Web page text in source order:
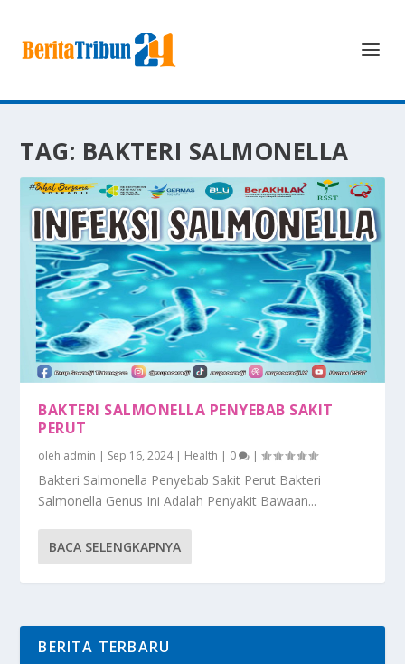
TAG: BAKTERI SALMONELLA
BAKTERI SALMONELLA PENYEBAB SAKIT
PERUT
oleh admin | Sep 16, 2024| Health | 0 |
Bakteri Salmonella Penyebab Sakit Perut Bakteri
Salmonella Genus Ini Adalah Penyakit Bawaan...
BACA SELENGKAPNYA
BERITA TERBARU